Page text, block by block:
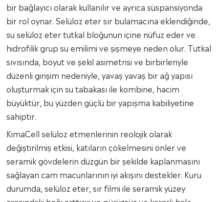
bir bağlayıcı olarak kullanılır ve ayrıca süspansiyonda
bir rol oynar. Selüloz eter sır bulamacına eklendiğinde,
su selüloz eter tutkal bloğunun içine nüfuz eder ve
hidrofilik grup su emilimi ve şişmeye neden olur. Tutkal
sıvısında, boyut ve şekil asimetrisi ve birbirleriyle
düzenli girişim nedeniyle, yavaş yavaş bir ağ yapısı
oluşturmak için su tabakası ile kombine, hacim
büyüktür, bu yüzden güçlü bir yapışma kabiliyetine
sahiptir.
KimaCell selüloz etmenlerinin reolojik olarak
değiştirilmiş etkisi, katıların çökelmesini önler ve
seramik gövdelerin düzgün bir şekilde kaplanmasını
sağlayan cam macunlarının iyi akışını destekler. Kuru
durumda, selüloz eter, sır filmi ile seramik yüzey